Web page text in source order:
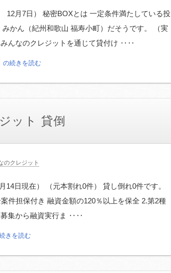
12月7日） 秘密BOXとは 一定条件満たしている投
かん（紀州和歌山 福寿小町）だそうです。 （実
んなのクレジットを通じて貸付け ‥‥
の続きを読む
ット 貸倒
のクレジット
14日現在） （元本割れ0件） 貸し倒れ0件です。
案件担保付き 融資金額の120％以上を保全 2.第2種
募集から融資実行ま ‥‥
きを読む